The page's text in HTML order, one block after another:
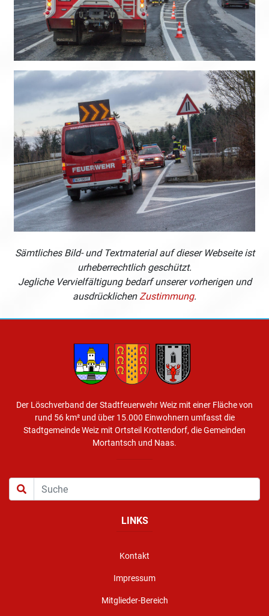
Sämtliches Bild- und Textmaterial auf dieser Webseite ist
urheberrechtlich geschützt.
Jegliche Vervielfältigung bedarf unserer vorherigen und
ausdrücklichen Zustimmung.
Der Löschverband der Stadtfeuerwehr Weiz mit einer Fläche von
rund 56 km² und über 15.000 Einwohnern umfasst die
Stadtgemeinde Weiz mit Ortsteil Krottendorf, die Gemeinden
Mortantsch und Naas.
LINKS
Kontakt
Impressum
Mitglieder-Bereich